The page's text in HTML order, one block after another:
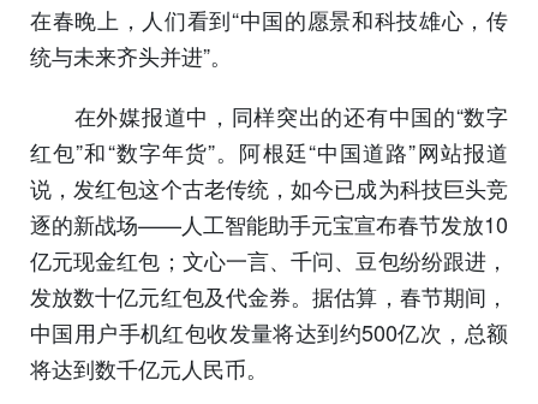
在春晚上，人们看到“中国的愿景和科技雄心，传
统与未来齐头并进”。
在外媒报道中，同样突出的还有中国的“数字
红包”和“数字年货”。阿根廷“中国道路”网站报道
说，发红包这个古老传统，如今已成为科技巨头竞
逐的新战场——人工智能助手元宝宣布春节发放10
亿元现金红包；文心一言、千问、豆包纷纷跟进，
发放数十亿元红包及代金券。据估算，春节期间，
中国用户手机红包收发量将达到约500亿次，总额
将达到数千亿元人民币。